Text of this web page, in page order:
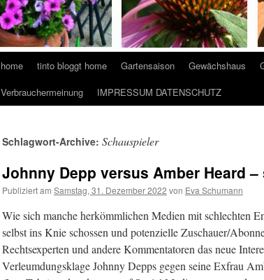
home tinto bloggt home Gartensaison Gewächshaus
Verbrauchermeinung
IMPRESSUM DATENSCHUTZ
Schlagwort-Archive: Schauspieler
Johnny Depp versus Amber Heard
Publiziert am Samstag, 31. Dezember 2022 von Eva Schumann
Wie sich manche herkömmlichen Medien mit schlechten
selbst ins Knie schossen und potenzielle Zuschauer/
Rechtsexperten und andere Kommentatoren das neue
Verleumdungsklage Johnny Depps gegen seine Exfrau